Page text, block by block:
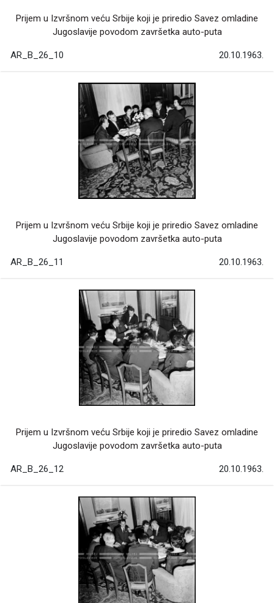
Prijem u Izvršnom veću Srbije koji je priredio Savez omladine
Jugoslavije povodom završetka auto-puta
AR_B_26_10 20.10.1963.
Prijem u Izvršnom veću Srbije koji je priredio Savez omladine
Jugoslavije povodom završetka auto-puta
AR_B_26_11 20.10.1963.
Prijem u Izvršnom veću Srbije koji je priredio Savez omladine
Jugoslavije povodom završetka auto-puta
AR_B_26_12 20.10.1963.